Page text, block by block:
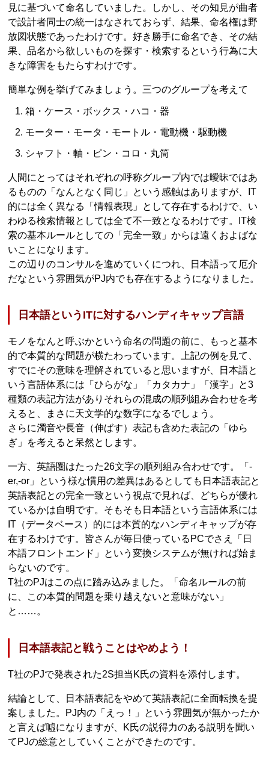
見に基づいて命名していました。しかし、その知見が曲者
で設計者同士の統一はなされておらず、結果、命名権は野
放図状態であったわけです。好き勝手に命名でき、その結
果、品名から欲しいものを探す・検索するという行為に大
きな障害をもたらすわけです。
簡単な例を挙げてみましょう。三つのグループを考えて
箱・ケース・ボックス・ハコ・器
モーター・モータ・モートル・電動機・駆動機
シャフト・軸・ピン・コロ・丸筒
人間にとってはそれぞれの呼称グループ内では曖昧ではあ
るものの「なんとなく同じ」という感触はありますが、IT
的には全く異なる「情報表現」として存在するわけで、い
わゆる検索情報としては全て不一致となるわけです。IT検
索の基本ルールとしての「完全一致」からは遠くおよばな
いことになります。
この辺りのコンサルを進めていくにつれ、日本語って厄介
だなという雰囲気がPJ内でも存在するようになりました。
日本語というITに対するハンディキャップ言語
モノをなんと呼ぶかという命名の問題の前に、もっと基本
的で本質的な問題が横たわっています。上記の例を見て、
すでにその意味を理解されていると思いますが、日本語と
いう言語体系には「ひらがな」「カタカナ」「漢字」と3
種類の表記方法がありそれらの混成の順列組み合わせを考
えると、まさに天文学的な数字になるでしょう。
さらに濁音や長音（伸ばす）表記も含めた表記の「ゆら
ぎ」を考えると呆然とします。
一方、英語圏はたった26文字の順列組み合わせです。「-
er,-or」という様な慣用の差異はあるとしても日本語表記と
英語表記との完全一致という視点で見れば、どちらが優れ
ているかは自明です。そもそも日本語という言語体系には
IT（データベース）的には本質的なハンディキャップが存
在するわけです。皆さんが毎日使っているPCでさえ「日
本語フロントエンド」という変換システムが無ければ始ま
らないのです。
T社のPJはこの点に踏み込みました。「命名ルールの前
に、この本質的問題を乗り越えないと意味がない」
と……。
日本語表記と戦うことはやめよう！
T社のPJで発表された2S担当K氏の資料を添付します。
結論として、日本語表記をやめて英語表記に全面転換を提
案しました。PJ内の「えっ！」という雰囲気が無かったか
と言えば噓になりますが、K氏の説得力のある説明を聞い
てPJの総意としていくことができたのです。